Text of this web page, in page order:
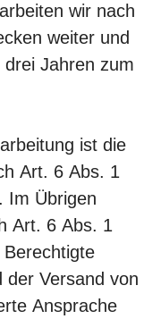
wir nach
weiter und
drei Jahren zum
ist die
Art. 6 Abs. 1
Im Übrigen
Art. 6 Abs. 1
der Versand von
Ansprache